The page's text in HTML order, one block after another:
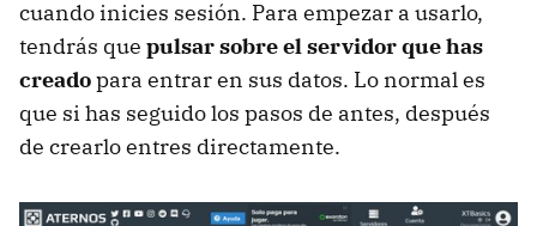
cuando inicies sesión. Para empezar a usarlo,
tendrás que pulsar sobre el servidor que has
creadopara entrar en sus datos. Lo normal es
que si has seguido los pasos de antes, después
de crearlo entres directamente.